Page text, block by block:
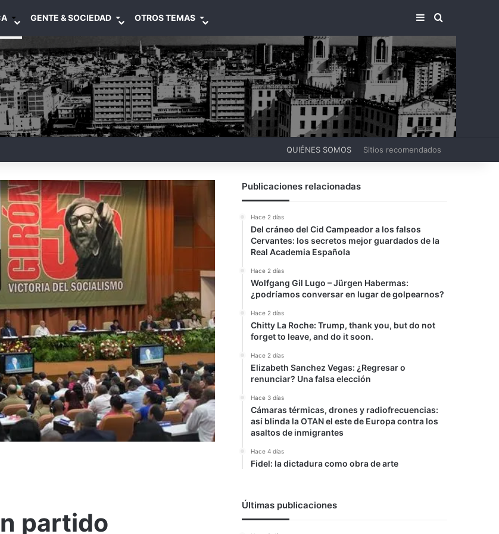
GENTE & SOCIEDAD OTROS TEMAS BARRA LATERAL
BUSCAR
QUIÉNES SOMOS Sitios recomendados
partido
Publicaciones relacionadas
Hace 2 días
Del cráneo del Cid Campeador a los falsos
Cervantes: los secretos mejor guardados de la
Real Academia Española
Hace 2 días
Wolfgang Gil Lugo – Jürgen Habermas:
¿podríamos conversar en lugar de golpearnos?
Hace 2 días
Chitty La Roche: Trump, thank you, but do not
forget to leave, and do it soon.
Hace 2 días
Elizabeth Sanchez Vegas: ¿Regresar o
renunciar? Una falsa elección
Hace 3 días
Cámaras térmicas, drones y radiofrecuencias:
así blinda la OTAN el este de Europa contra los
asaltos de inmigrantes
Hace 4 días
Fidel: la dictadura como obra de arte
Últimas publicaciones